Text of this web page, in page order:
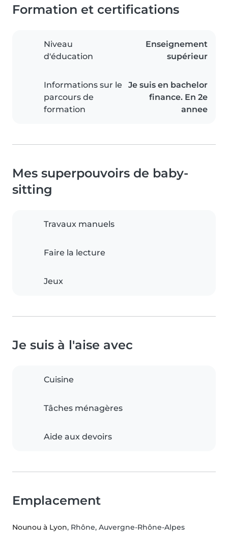
Formation et certifications
Niveau
d'éducation
Enseignement
supérieur
Informations sur le
parcours de
formation
Je suis en bachelor
finance. En 2e
annee
Mes superpouvoirs de baby-
sitting
Travaux manuels
Faire la lecture
Jeux
Je suis à l'aise avec
Cuisine
Tâches ménagères
Aide aux devoirs
Emplacement
Nounou à Lyon, Rhône, Auvergne-Rhône-Alpes